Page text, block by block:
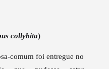
collybita)
comum foi entregue no